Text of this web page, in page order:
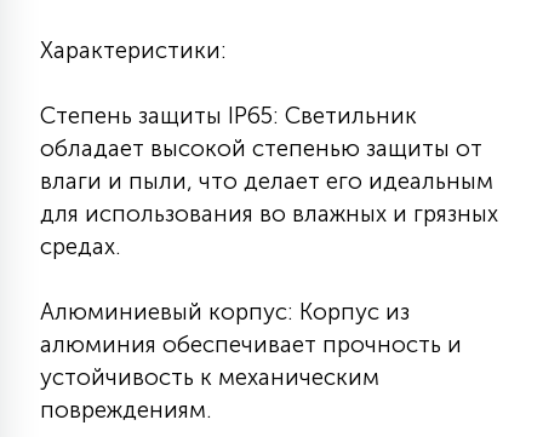
НАСТЕННЫЕ
С УПРАВЛЕНИЕМ
Характеристики:
Степень защиты IP65: Светильник
обладает высокой степенью защиты от
влаги и пыли, что делает его идеальным
для использования во влажных и грязных
средах.
Алюминиевый корпус: Корпус из
алюминия обеспечивает прочность и
устойчивость к механическим
повреждениям.